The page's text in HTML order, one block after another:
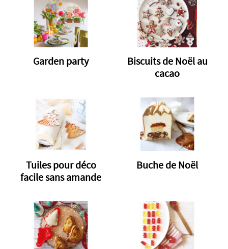
Garden party
Biscuits de Noël au
cacao
Tuiles pour déco
facile sans amande
Buche de Noël